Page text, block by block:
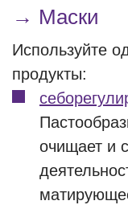
→ Маски
Используйте
продукты:
очищает и